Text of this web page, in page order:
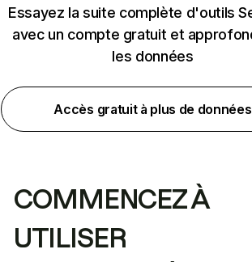
Essayez la suite complète d'outils
avec un compte gratuit et
les données
Accès gratuit à plus de données
COMMENCEZ À
UTILISER